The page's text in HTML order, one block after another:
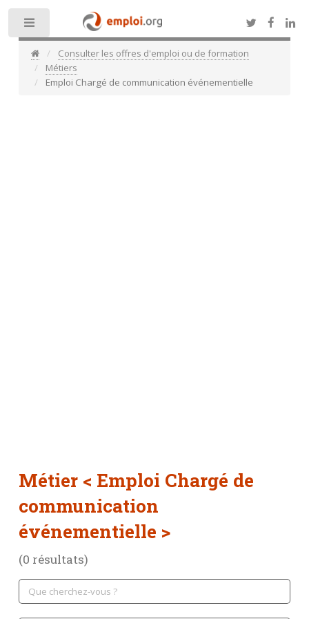
Consulter les offres d'emploi ou de formation
Métiers
Emploi Chargé de communication événementielle
Métier < Emploi Chargé de
communication
événementielle >
(0 résultats)
Toggle